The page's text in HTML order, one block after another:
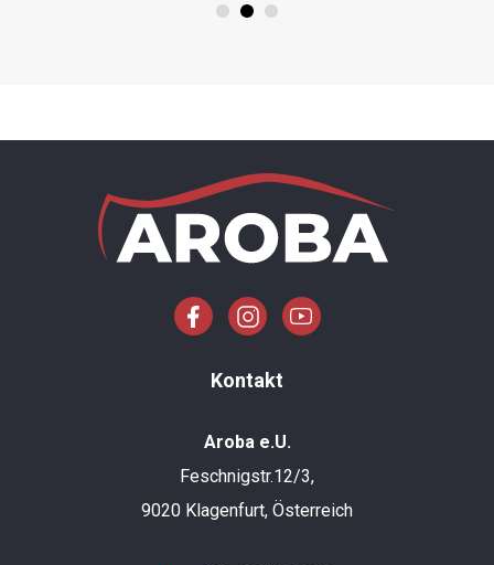
Kontakt
Aroba e.U.
Feschnigstr.12/3,
9020 Klagenfurt, Österreich